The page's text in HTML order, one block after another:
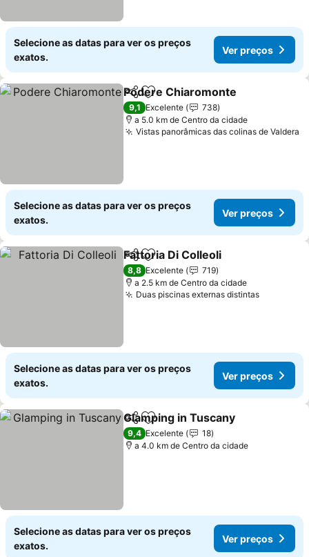
Selecione as datas para ver os preços
exatos.
Ver preços
PartilharAdicionar aos favoritos
Podere Chiaromonte
9,1 Excelente
738
a 5.0 km de Centro da cidade
Vistas panorâmicas das colinas de Valdera
Selecione as datas para ver os preços
exatos.
Ver preços
PartilharAdicionar aos favoritos
Fattoria Di Colleoli
8,8 Excelente
719
a 2.5 km de Centro da cidade
Duas piscinas externas distintas
Selecione as datas para ver os preços
exatos.
Ver preços
PartilharAdicionar aos favoritos
Glamping in Tuscany
9,4 Excelente
18
a 4.0 km de Centro da cidade
Selecione as datas para ver os preços
exatos.
Ver preços